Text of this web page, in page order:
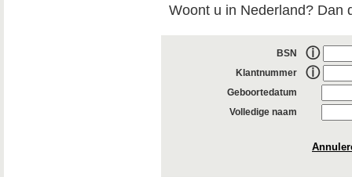
Woont u in Nederland? Dan
BSN ⓘ
Klantnummer ⓘ
Geboortedatum
Volledige naam